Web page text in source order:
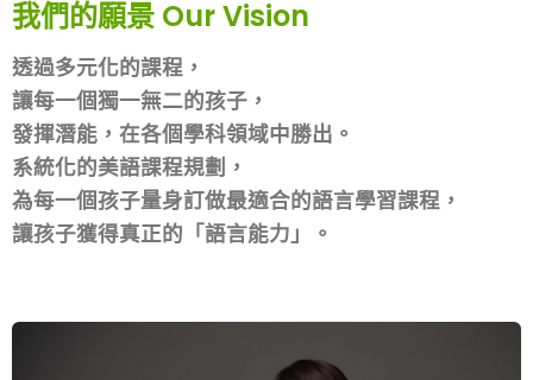
我們的願景 Our Vision
透過多元化的課程，
讓每一個獨一無二的孩子，
發揮潛能，在各個學科領域中勝出。
系統化的美語課程規劃，
為每一個孩子量身訂做最適合的語言學習課程，
讓孩子獲得真正的「語言能力」。